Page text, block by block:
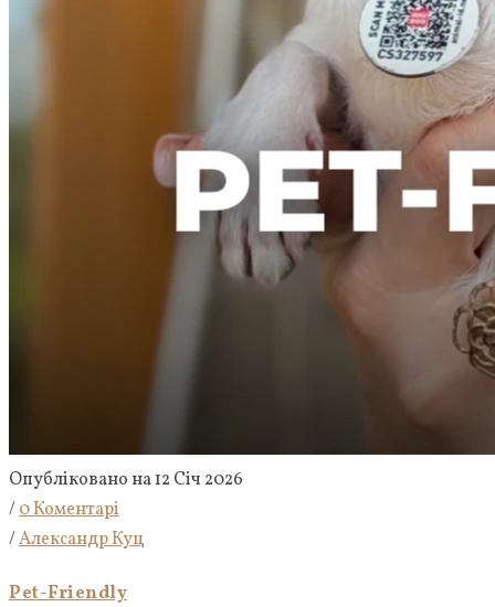
Опубліковано на 12 Січ 2026
/0 Коментарі
/Александр Куц
Pet-Friendly